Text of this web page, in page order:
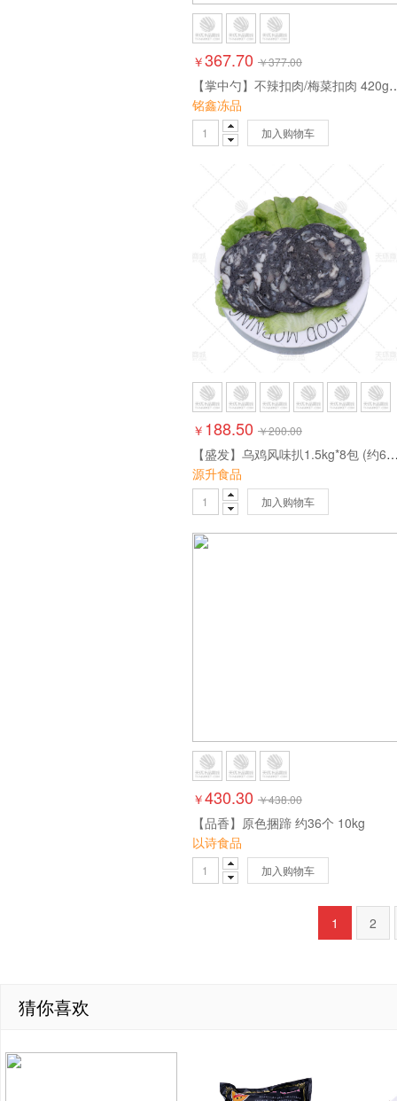
￥367.70 ￥377.00
【掌中勺】不辣
铭鑫冻品
加入购物车
￥ 188.50 ￥200.00
【盛发】乌鸡风味扒1.5kg*8
源升食品
加入购物车
￥430.30 ￥438.00
【品香】原色捆蹄 约36个 10kg
以诗食品
加入购物车
1 2
猜你喜欢